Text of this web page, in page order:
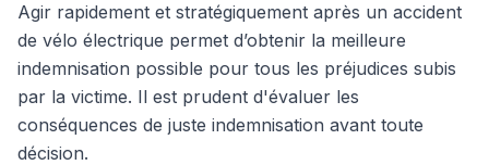
Agir rapidement et stratégiquement après un accident
de vélo électrique permet d’obtenir la meilleure
indemnisation possible pour tous les préjudices subis
par la victime. Il est prudent d'évaluer les
conséquences de juste indemnisation avant toute
décision.